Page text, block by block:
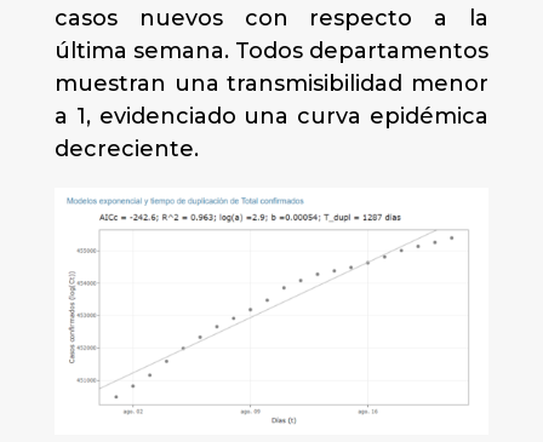
casos nuevos con respecto a la
última semana. Todos departamentos
muestran una transmisibilidad menor
a 1, evidenciado una curva epidémica
decreciente.